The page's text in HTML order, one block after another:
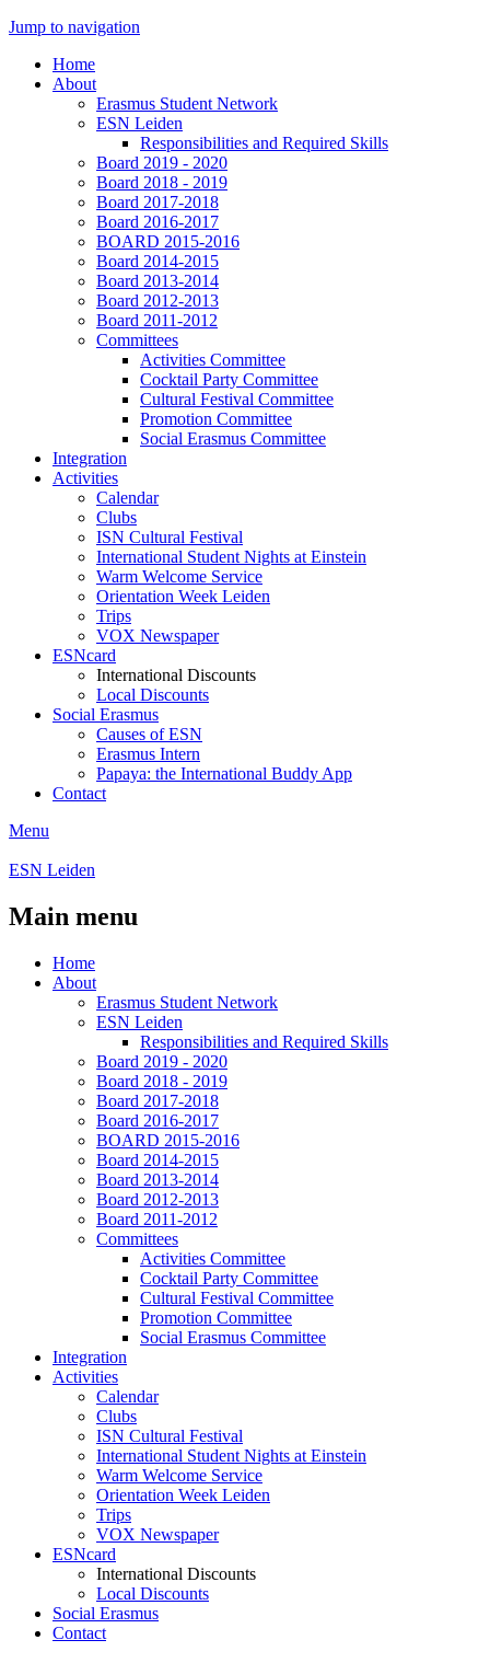
Jump to navigation
Home
About
Erasmus Student Network
ESN Leiden
Responsibilities and Required Skills
Board 2019 - 2020
Board 2018 - 2019
Board 2017-2018
Board 2016-2017
BOARD 2015-2016
Board 2014-2015
Board 2013-2014
Board 2012-2013
Board 2011-2012
Committees
Activities Committee
Cocktail Party Committee
Cultural Festival Committee
Promotion Committee
Social Erasmus Committee
Integration
Activities
Calendar
Clubs
ISN Cultural Festival
International Student Nights at Einstein
Warm Welcome Service
Orientation Week Leiden
Trips
VOX Newspaper
ESNcard
International Discounts
Local Discounts
Social Erasmus
Causes of ESN
Erasmus Intern
Papaya: the International Buddy App
Contact
Menu
ESN Leiden
Main menu
Home
About
Erasmus Student Network
ESN Leiden
Responsibilities and Required Skills
Board 2019 - 2020
Board 2018 - 2019
Board 2017-2018
Board 2016-2017
BOARD 2015-2016
Board 2014-2015
Board 2013-2014
Board 2012-2013
Board 2011-2012
Committees
Activities Committee
Cocktail Party Committee
Cultural Festival Committee
Promotion Committee
Social Erasmus Committee
Integration
Activities
Calendar
Clubs
ISN Cultural Festival
International Student Nights at Einstein
Warm Welcome Service
Orientation Week Leiden
Trips
VOX Newspaper
ESNcard
International Discounts
Local Discounts
Social Erasmus
Contact